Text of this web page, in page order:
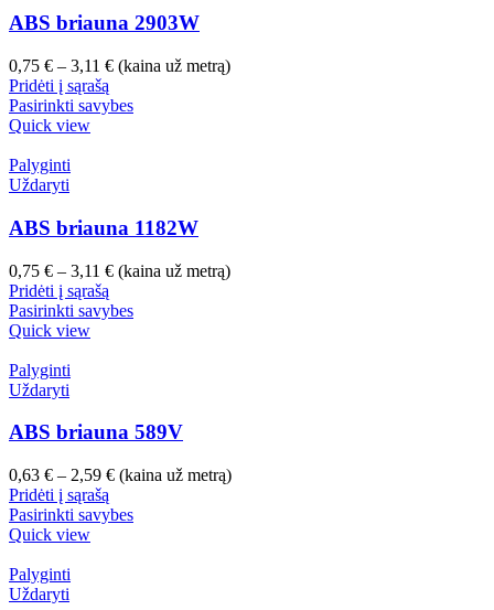
ABS briauna 2903W
0,75 € – 3,11 €Price
0,75 €
(kaina už metrą)
Pridėti į sąrašą
Pasirinkti savybes
Quick view
Palyginti
Uždaryti
ABS briauna 1182W
0,75 € – 3,11 €Price
0,75 €
(kaina už metrą)
Pridėti į sąrašą
Pasirinkti savybes
Quick view
Palyginti
Uždaryti
ABS briauna 589V
0,63 € – 2,59 €Price
0,63 €
(kaina už metrą)
Pridėti į sąrašą
Pasirinkti savybes
Quick view
Palyginti
Uždaryti